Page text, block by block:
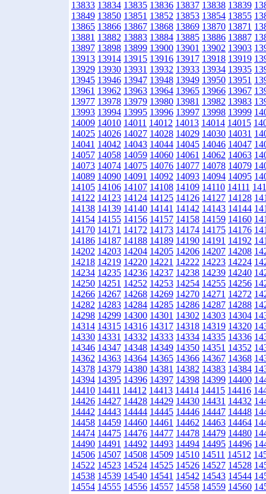
13833 13834 13835 13836 13837 13838 13839
13849 13850 13851 13852 13853 13854 13855
13865 13866 13867 13868 13869 13870 13871
13881 13882 13883 13884 13885 13886 13887
13897 13898 13899 13900 13901 13902 13903
13913 13914 13915 13916 13917 13918 13919
13929 13930 13931 13932 13933 13934 13935
13945 13946 13947 13948 13949 13950 13951
13961 13962 13963 13964 13965 13966 13967
13977 13978 13979 13980 13981 13982 13983
13993 13994 13995 13996 13997 13998 13999
14009 14010 14011 14012 14013 14014 14015
14025 14026 14027 14028 14029 14030 14031
14041 14042 14043 14044 14045 14046 14047
14057 14058 14059 14060 14061 14062 14063
14073 14074 14075 14076 14077 14078 14079
14089 14090 14091 14092 14093 14094 14095
14105 14106 14107 14108 14109 14110 14111
14122 14123 14124 14125 14126 14127 14128
14138 14139 14140 14141 14142 14143 14144
14154 14155 14156 14157 14158 14159 14160
14170 14171 14172 14173 14174 14175 14176
14186 14187 14188 14189 14190 14191 14192
14202 14203 14204 14205 14206 14207 14208
14218 14219 14220 14221 14222 14223 14224
14234 14235 14236 14237 14238 14239 14240
14250 14251 14252 14253 14254 14255 14256
14266 14267 14268 14269 14270 14271 14272
14282 14283 14284 14285 14286 14287 14288
14298 14299 14300 14301 14302 14303 14304
14314 14315 14316 14317 14318 14319 14320
14330 14331 14332 14333 14334 14335 14336
14346 14347 14348 14349 14350 14351 14352
14362 14363 14364 14365 14366 14367 14368
14378 14379 14380 14381 14382 14383 14384
14394 14395 14396 14397 14398 14399 14400
14410 14411 14412 14413 14414 14415 14416
14426 14427 14428 14429 14430 14431 14432
14442 14443 14444 14445 14446 14447 14448
14458 14459 14460 14461 14462 14463 14464
14474 14475 14476 14477 14478 14479 14480
14490 14491 14492 14493 14494 14495 14496
14506 14507 14508 14509 14510 14511 14512
14522 14523 14524 14525 14526 14527 14528
14538 14539 14540 14541 14542 14543 14544
14554 14555 14556 14557 14558 14559 14560